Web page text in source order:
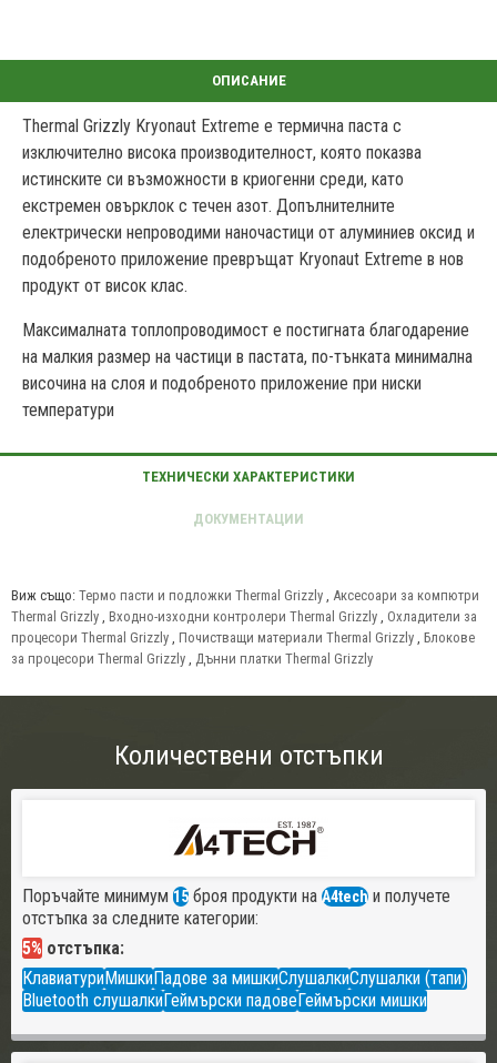
Thermal Grizzly Kryonaut Extreme е термична паста с
изключително висока производителност, която показва
истинските си възможности в криогенни среди, като
екстремен овърклок с течен азот. Допълнителните
електрически непроводими наночастици от алуминиев оксид и
подобреното приложение превръщат Kryonaut Extreme в нов
продукт от висок клас.
Максималната топлопроводимост е постигната благодарение
на малкия размер на частици в пастата, по-тънката минимална
височина на слоя и подобреното приложение при ниски
температури
Виж също: Термо пасти и подложки Thermal Grizzly , Аксесоари за компютри
Thermal Grizzly , Входно-изходни контролери Thermal Grizzly , Охладители за
процесори Thermal Grizzly , Почистващи материали Thermal Grizzly , Блокове
за процесори Thermal Grizzly , Дънни платки Thermal Grizzly
Количествени отстъпки
Поръчайте минимум 15 броя продукти на A4tech и получете
отстъпка за следните категории:
5% отстъпка:
КлавиатуриМишкиПадове за мишкиСлушалкиСлушалки (тапи)
Bluetooth слушалкиГеймърски падовеГеймърски мишки